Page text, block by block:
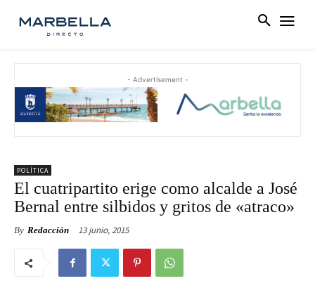
- Advertisement -
POLÍTICA
El cuatripartito erige como alcalde a José
Bernal entre silbidos y gritos de «atraco»
By Redacción 13 junio, 2015